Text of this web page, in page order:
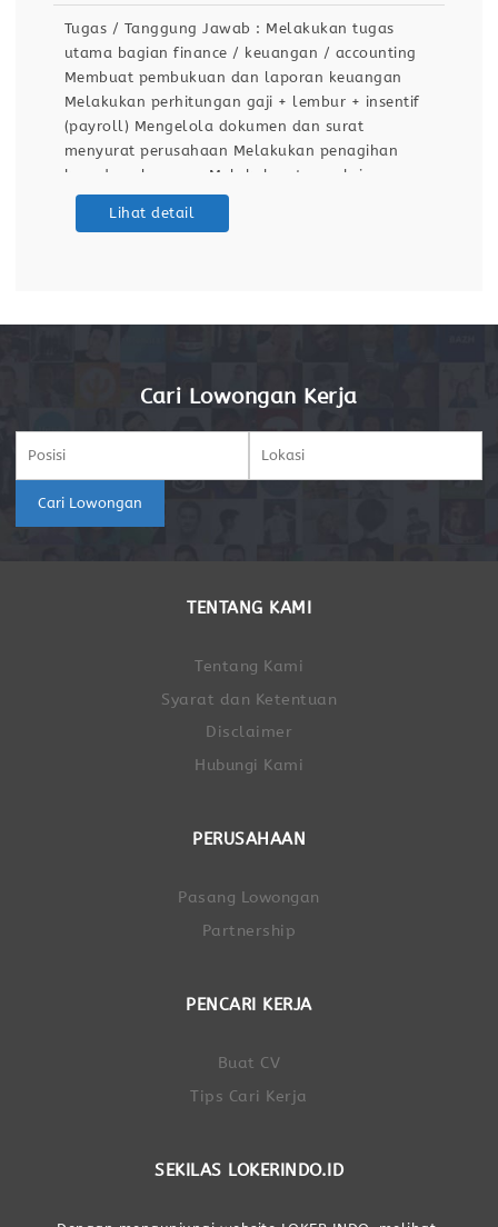
Tugas / Tanggung Jawab : Melakukan tugas
utama bagian finance / keuangan / accounting
Membuat pembukuan dan laporan keuangan
Melakukan perhitungan gaji + lembur + insentif
(payroll) Mengelola dokumen dan surat
menyurat perusahaan Melakukan penagihan
kepada pelanggan Melakukan transaksi
keuangan perusahaan dan mencatat transaksi
Lihat detail
Cari Lowongan Kerja
Cari Lowongan
TENTANG KAMI
Tentang Kami
Syarat dan Ketentuan
Disclaimer
Hubungi Kami
PERUSAHAAN
Pasang Lowongan
Partnership
PENCARI KERJA
Buat CV
Tips Cari Kerja
SEKILAS LOKERINDO.ID